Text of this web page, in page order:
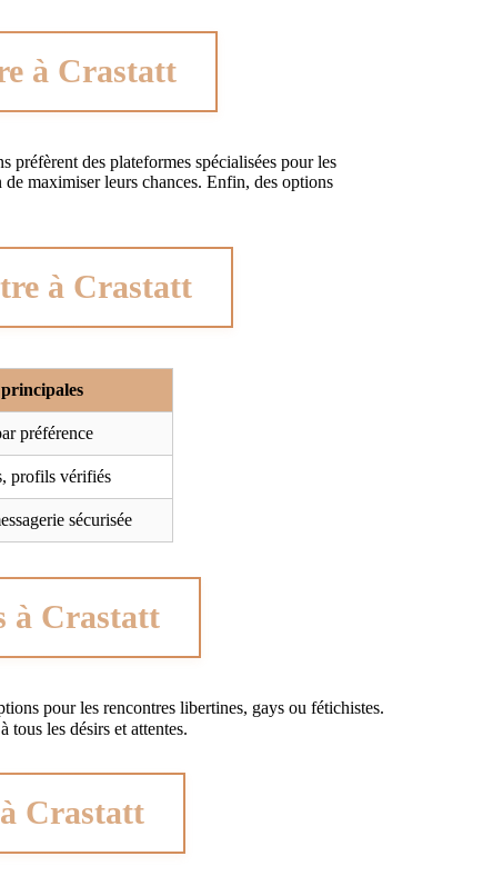
à Crastatt
préfèrent des plateformes spécialisées pour les
maximiser leurs chances. Enfin, des options
à Crastatt
préférence
profils vérifiés
sécurisée
à Crastatt
pour les rencontres libertines, gays ou fétichistes.
les désirs et attentes.
Crastatt